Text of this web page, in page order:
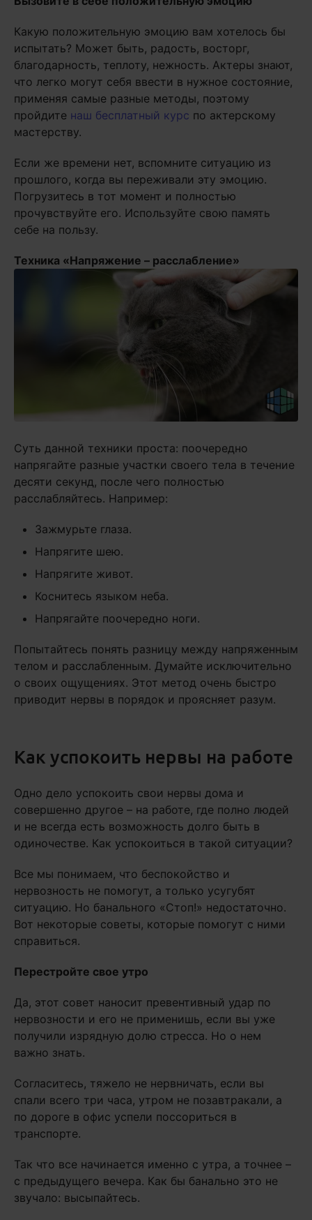
Какую положительную эмоцию вам хотелось бы
испытать? Может быть, радость, восторг,
благодарность, теплоту, нежность. Актеры знают,
что легко могут себя ввести в нужное состояние,
применяя самые разные методы, поэтому
пройдите наш бесплатный курс по актерскому
мастерству.
Если же времени нет, вспомните ситуацию из
прошлого, когда вы переживали эту эмоцию.
Погрузитесь в тот момент и полностью
прочувствуйте его. Используйте свою память
себе на пользу.
Техника «Напряжение – расслабление»
Суть данной техники проста: поочередно
напрягайте разные участки своего тела в течение
десяти секунд, после чего полностью
расслабляйтесь. Например:
Зажмурьте глаза.
Напрягите шею.
Напрягите живот.
Коснитесь языком неба.
Напрягайте поочередно ноги.
Попытайтесь понять разницу между напряженным
телом и расслабленным. Думайте исключительно
о своих ощущениях. Этот метод очень быстро
приводит нервы в порядок и проясняет разум.
Как успокоить нервы на работе
Одно дело успокоить свои нервы дома и
совершенно другое – на работе, где полно людей
и не всегда есть возможность долго быть в
одиночестве. Как успокоиться в такой ситуации?
Все мы понимаем, что беспокойство и
нервозность не помогут, а только усугубят
ситуацию. Но банального «Стоп!» недостаточно.
Вот некоторые советы, которые помогут с ними
справиться.
Перестройте свое утро
Да, этот совет наносит превентивный удар по
нервозности и его не применишь, если вы уже
получили изрядную долю стресса. Но о нем
важно знать.
Согласитесь, тяжело не нервничать, если вы
спали всего три часа, утром не позавтракали, а
по дороге в офис успели поссориться в
транспорте.
Так что все начинается именно с утра, а точнее –
с предыдущего вечера. Как бы банально это не
звучало: высыпайтесь.